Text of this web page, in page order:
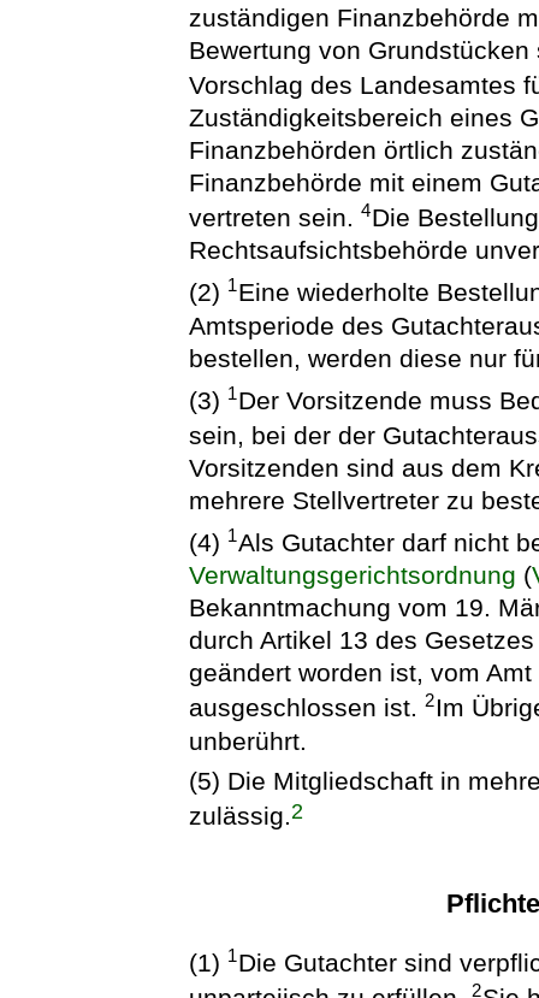
zuständigen Finanzbehörde
Bewertung von
Vorschlag des Landesamtes
Zuständigkeitsbereich eines
Finanzbehörden örtlich
Finanzbehörde mit einem
vertreten sein.4Die
Rechtsaufsichtsbehörde
(2) 1Eine wiederholte
Amtsperiode des
bestellen, werden diese nur
(3) 1Der Vorsitzende muss
sein, bei der der
Vorsitzenden sind aus dem
mehrere Stellvertreter zu
(4) 1Als Gutachter darf nicht
Verwaltungsgerichtsordnung (
Bekanntmachung vom 19.
durch Artikel 13 des
geändert worden ist, vom
ausgeschlossen ist.2Im
unberührt.
(5) Die Mitgliedschaft in
zulässig.2
(1) 1Die Gutachter sind
2